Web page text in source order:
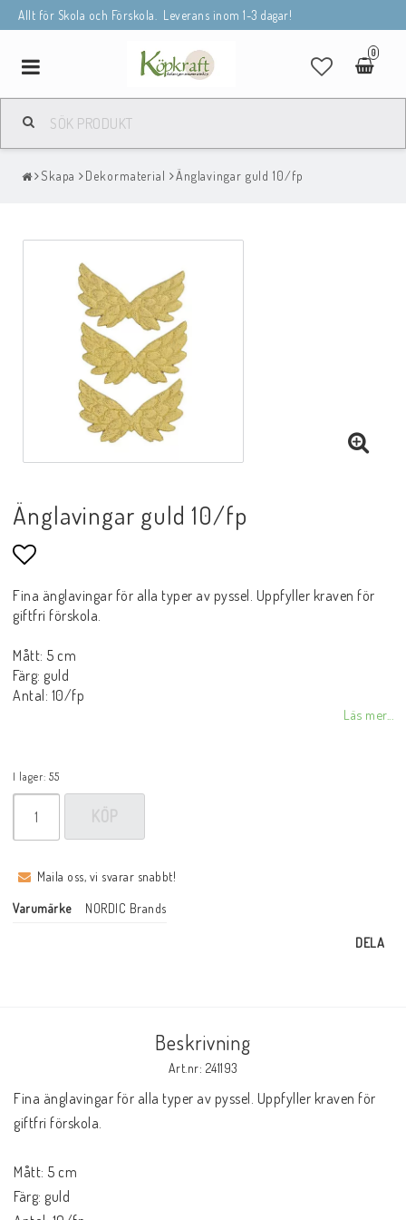
Allt för Skola och Förskola. Leverans inom 1-3 dagar!
0
Toggle
navigation
Skapa Dekormaterial Änglavingar guld 10/fp
Änglavingar guld 10/fp
Lägg till i favoritlistan
Fina änglavingar för alla typer av pyssel. Uppfyller kraven för
giftfri förskola.
Mått: 5 cm
Färg: guld
Antal: 10/fp
Läs mer...
I lager: 55
KÖP
Maila oss, vi svarar snabbt!
Varumärke NORDIC Brands
DELA
Beskrivning
Art.nr: 241193
Fina änglavingar för alla typer av pyssel. Uppfyller kraven för
giftfri förskola.
Mått: 5 cm
Färg: guld